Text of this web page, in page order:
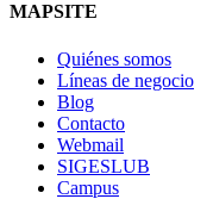
MAPSITE
Quiénes somos
Líneas de negocio
Blog
Contacto
Webmail
SIGESLUB
Campus